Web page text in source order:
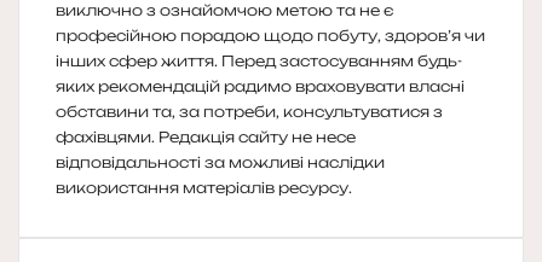
виключно з ознайомчою метою та не є
професійною порадою щодо побуту, здоров’я чи
інших сфер життя. Перед застосуванням будь-
яких рекомендацій радимо враховувати власні
обставини та, за потреби, консультуватися з
фахівцями. Редакція сайту не несе
відповідальності за можливі наслідки
використання матеріалів ресурсу.